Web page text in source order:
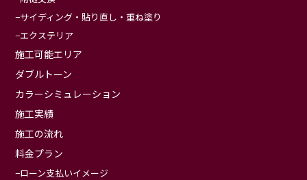
サイディング・貼り直し・重ね塗り
エクステリア
施工可能エリア
ダブルトーン
カラーシミュレーション
施工実績
施工の流れ
料金プラン
ローン支払いイメージ